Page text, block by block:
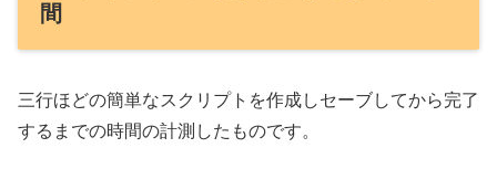
間
三行ほどの簡単なスクリプトを作成しセーブしてから完了
するまでの時間の計測したものです。